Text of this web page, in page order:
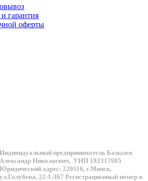
гарантия
оферты
Индивидуальный предприниматель Базылев
Александр Николаевич, УНП 192317985
Юридический адрес: 220116, г.Минск,
ул.Голубева, 22-1-367 Регистрационный номер в